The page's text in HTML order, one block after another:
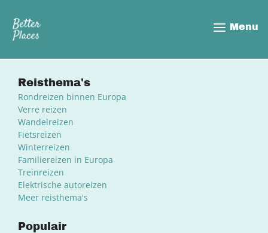
naar
inhoud
gaan
Menu
Reisthema's
Rondreizen binnen Europa
Verre reizen
Wandelreizen
Fietsreizen
Winterreizen
Familiereizen in Europa
Treinreizen
Elektrische autoreizen
Meer reisthema's
Populair